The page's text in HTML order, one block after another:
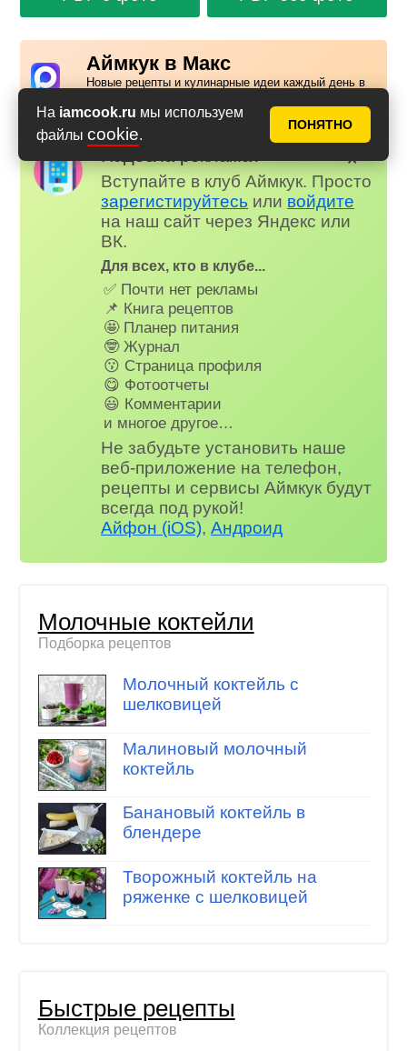
На iamcook.ru мы используем
файлы cookie.
ПОНЯТНО
Аймкук в Макс
Новые рецепты и кулинарные идеи каждый день в
Вступайте в клуб Аймкук. Просто
зарегистируйтесь или войдите
на наш сайт через Яндекс или
ВК.
Для всех, кто в клубе...
✅ Почти нет рекламы
📌 Книга рецептов
🤩 Планер питания
🤓 Журнал
😗 Страница профиля
😋 Фотоотчеты
😃 Комментарии
и многое другое…
Не забудьте установить наше
веб-приложение на телефон,
рецепты и сервисы Аймкук будут
всегда под рукой!
Айфон (iOS),Андроид
✕
Молочные коктейли
Подборка рецептов
Молочный коктейль с
шелковицей
Малиновый молочный
коктейль
Банановый коктейль в
блендере
Творожный коктейль на
ряженке с шелковицей
Быстрые рецепты
Коллекция рецептов